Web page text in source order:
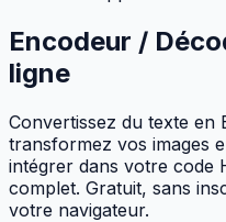
Encodeur /
ligne
Convertissez du texte en
transformez vos images
intégrer dans votre code
complet. Gratuit, sans
votre navigateur.